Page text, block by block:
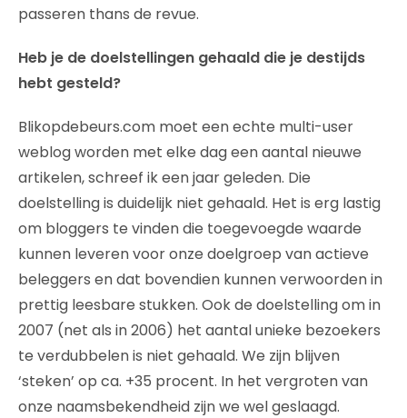
passeren thans de revue.
Heb je de doelstellingen gehaald die je destijds
hebt gesteld?
Blikopdebeurs.com moet een echte multi-user
weblog worden met elke dag een aantal nieuwe
artikelen, schreef ik een jaar geleden. Die
doelstelling is duidelijk niet gehaald. Het is erg lastig
om bloggers te vinden die toegevoegde waarde
kunnen leveren voor onze doelgroep van actieve
beleggers en dat bovendien kunnen verwoorden in
prettig leesbare stukken. Ook de doelstelling om in
2007 (net als in 2006) het aantal unieke bezoekers
te verdubbelen is niet gehaald. We zijn blijven
‘steken’ op ca. +35 procent. In het vergroten van
onze naamsbekendheid zijn we wel geslaagd.